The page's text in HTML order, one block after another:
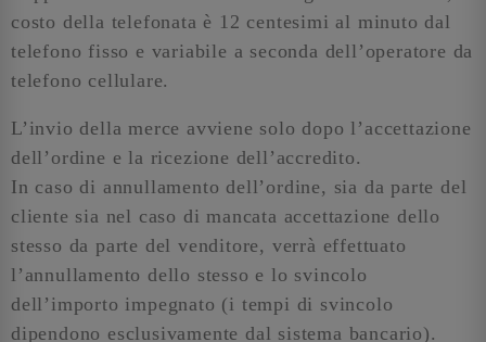
costo della telefonata è 12 centesimi al minuto dal
telefono fisso e variabile a seconda dell’operatore da
telefono cellulare.
L’invio della merce avviene solo dopo l’accettazione
dell’ordine e la ricezione dell’accredito.
In caso di annullamento dell’ordine, sia da parte del
cliente sia nel caso di mancata accettazione dello
stesso da parte del venditore, verrà effettuato
l’annullamento dello stesso e lo svincolo
dell’importo impegnato (i tempi di svincolo
dipendono esclusivamente dal sistema bancario).